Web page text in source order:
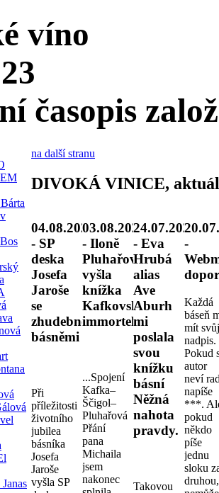
časopis
na další stranu
DIVOKÁ VINICE,
04.08.2026
- SP
deska
Josefa
Jaroše
se
zhudebněnými
básněmi
Při
příležitosti
životního
jubilea
básníka
Josefa
Jaroše
vyšla SP
03.08.2026
- Iloně
Pluhařové
vyšla
knížka
Kafkovské
immortelly.
...Spojení
Kafka–
Ščigol–
Pluhařová
Přání
pana
Michaila
jsem
nakonec
24.07.2026
- Eva
Hrubá
alias
Ave
Aburh
mi
poslala
svou
knížku
básní
Něžná
nahota
pravdy.
Takovou
-
Každá
báseň
mít
nadpis.
Pokud
autor
neví
napíše
***.
pokud
někdo
píše
jednu
sloku
druhou,